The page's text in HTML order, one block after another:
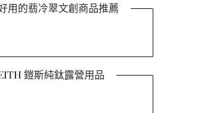
用的翡冷翠文創商品推薦
鎧斯純鈦露營用品